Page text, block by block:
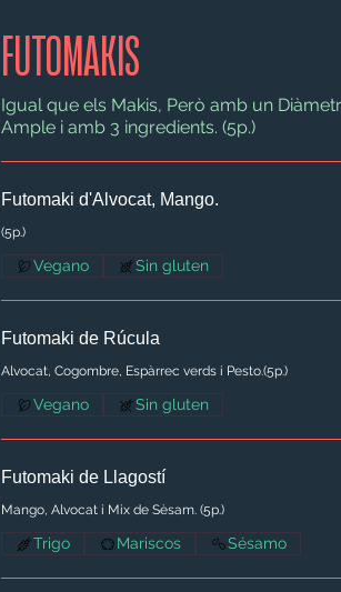
FUTOMAKIS
Igual que els Makis, Però amb un
Ample i amb 3 ingredients. (5p.)
Futomaki d'Alvocat, Mango.
(5p.)
Vegano Sin gluten
Futomaki de Rúcula
Alvocat, Cogombre, Espàrrec verds i Pesto.(5p.)
Vegano Sin gluten
Futomaki de Llagostí
Mango, Alvocat i Mix de Sèsam. (5p.)
Trigo Mariscos Sésamo